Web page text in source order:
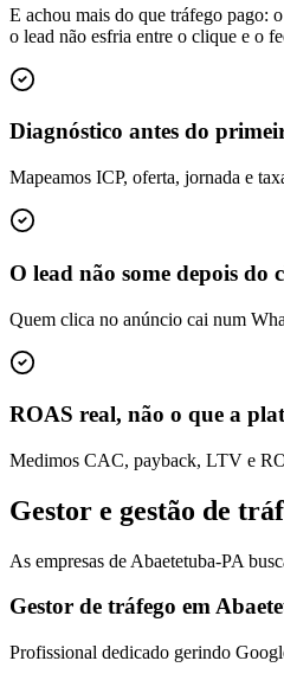
E achou mais do que tráfego pago:
o lead não esfria entre o clique e o
Diagnóstico antes do
Mapeamos ICP, oferta, jornada e
O lead não some depois do
Quem clica no anúncio cai num
ROAS real, não o que a
Medimos CAC, payback, LTV e
Gestor e gestão de
As empresas de Abaetetuba-PA
Gestor de tráfego em
Profissional dedicado gerindo